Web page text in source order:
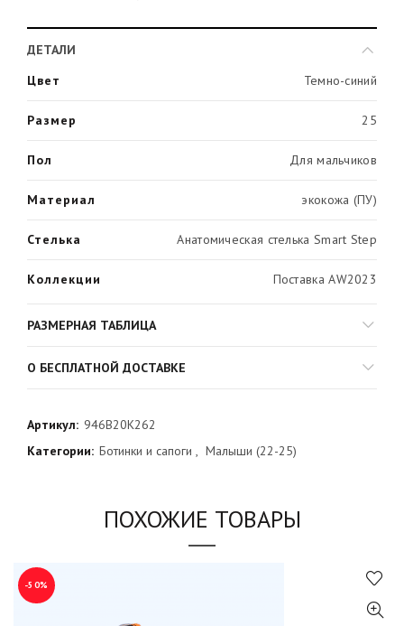
ДЕТАЛИ
Цвет
Темно-синий
Размер 25
Пол Для мальчиков
Материал экокожа (ПУ)
Стелька Анатомическая стелька Smart Step
Коллекции Поставка AW2023
РАЗМЕРНАЯ ТАБЛИЦА
О БЕСПЛАТНОЙ ДОСТАВКЕ
Артикул: 946B20K262
Категории: Ботинки и сапоги , Малыши (22-25)
ПОХОЖИЕ ТОВАРЫ
-50%